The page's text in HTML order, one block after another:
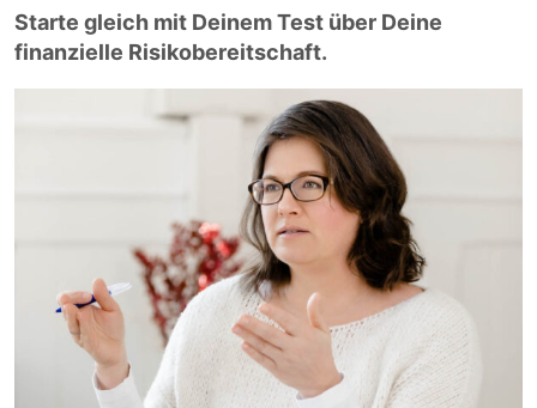
Starte gleich mit Deinem Test über Deine
finanzielle Risikobereitschaft.